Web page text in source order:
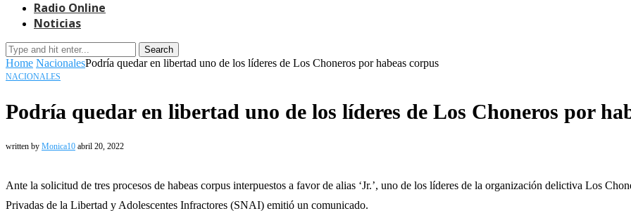
Radio Online
Noticias
Search
Home NacionalesPodría quedar en libertad uno de los líderes de Los Choneros por habeas corpus
NACIONALES
Podría quedar en libertad uno de los líderes de Los Choneros por
written by Monica10 abril 20, 2022
Ante la solicitud de tres procesos de habeas corpus interpuestos a favor de alias ‘Jr.’, uno de los líderes de la organización delictiva Los
Privadas de la Libertad y Adolescentes Infractores (SNAI) emitió un comunicado.